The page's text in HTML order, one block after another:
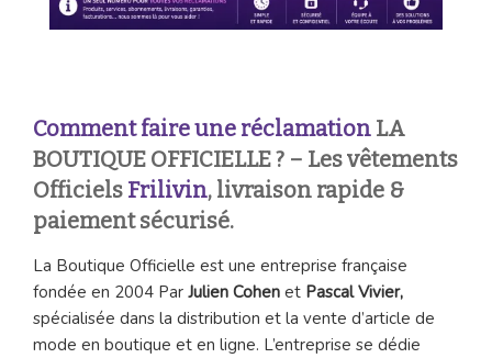
Comment faire une réclamation LA
BOUTIQUE OFFICIELLE ? – Les vêtements
Officiels Frilivin, livraison rapide &
paiement sécurisé.
La Boutique Officielle est une entreprise française
fondée en 2004 Par Julien Cohen et Pascal Vivier,
spécialisée dans la distribution et la vente d’article de
mode en boutique et en ligne. L’entreprise se dédie